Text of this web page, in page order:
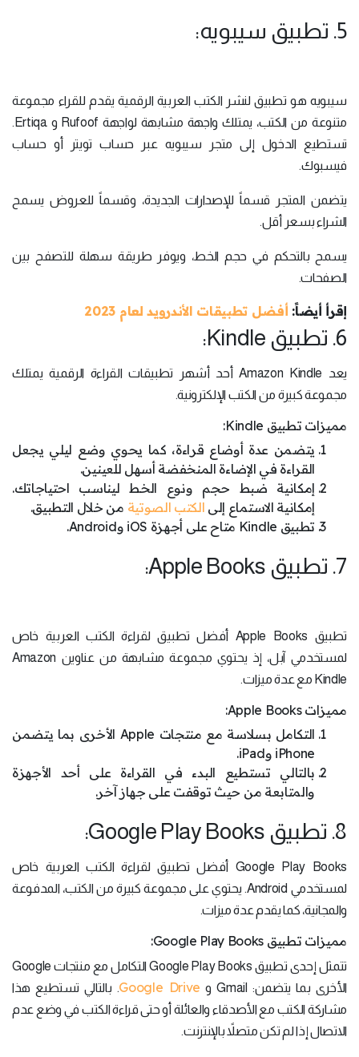
5. تطبيق سيبويه:
سيبويه هو تطبيق لنشر الكتب العربية الرقمية يقدم للقراء مجموعة
متنوعة من الكتب، يمتلك واجهة مشابهة لواجهة Rufoof و Ertiqa.
تستطيع الدخول إلى متجر سيبويه عبر حساب تويتر أو حساب
فيسبوك.
يتضمن المتجر قسماً للإصدارات الجديدة، وقسماً للعروض يسمح
الشراء بسعر أقل.
يسمح بالتحكم في حجم الخط، ويوفر طريقة سهلة للتصفح بين
الصفحات.
إقرأ أيضاً: أفضل تطبيقات الأندرويد لعام 2023
6. تطبيق Kindle:
يعد Amazon Kindle أحد أشهر تطبيقات القراءة الرقمية يمتلك
مجموعة كبيرة من الكتب الإلكترونية.
مميزات تطبيق Kindle:
يتضمن عدة أوضاع قراءة، كما يحوي وضع ليلي يجعل
القراءة في الإضاءة المنخفضة أسهل للعينين.
إمكانية ضبط حجم ونوع الخط ليناسب احتياجاتك.
إمكانية الاستماع إلى الكتب الصوتية من خلال التطبيق.
تطبيق Kindle متاح على أجهزة iOS وAndroid.
7. تطبيق Apple Books:
تطبيق Apple Books أفضل تطبيق لقراءة الكتب العربية خاص
لمستخدمي آبل، إذ يحتوي مجموعة مشابهة من عناوين Amazon
Kindle مع عدة ميزات.
مميزات Apple Books:
التكامل بسلاسة مع منتجات Apple الأخرى بما يتضمن
iPhone وiPad.
بالتالي تستطيع البدء في القراءة على أحد الأجهزة
والمتابعة من حيث توقفت على جهاز آخر.
8. تطبيق Google Play Books:
Google Play Books أفضل تطبيق لقراءة الكتب العربية خاص
لمستخدمي Android. يحتوي على مجموعة كبيرة من الكتب، المدفوعة
والمجانية، كما يقدم عدة ميزات.
مميزات تطبيق Google Play Books:
تتمثل إحدى تطبيق Google Play Books التكامل مع منتجات Google
الأخرى بما يتضمن: Gmail و
Google Drive. بالتالي تستطيع هذا
مشاركة الكتب مع الأصدقاء والعائلة أو حتى قراءة الكتب في وضع عدم
الاتصال إذا لم تكن متصلاً بالإنترنت.